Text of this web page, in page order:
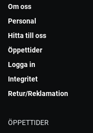
Om oss
Personal
Hitta till oss
Öppettider
Logga in
Integritet
Retur/Reklamation
ÖPPETTIDER